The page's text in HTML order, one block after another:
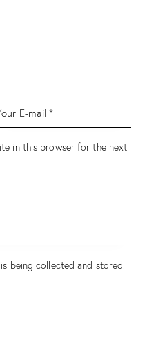
in this browser for the next
beingcollected and stored.